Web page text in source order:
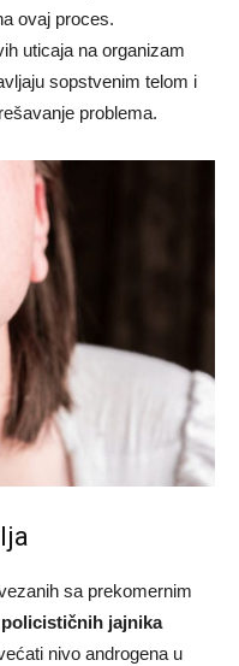
ovaj proces.
uticaja na organizam
sopstvenim telom i
problema.
sa prekomernim
jajnika
nivo androgena u